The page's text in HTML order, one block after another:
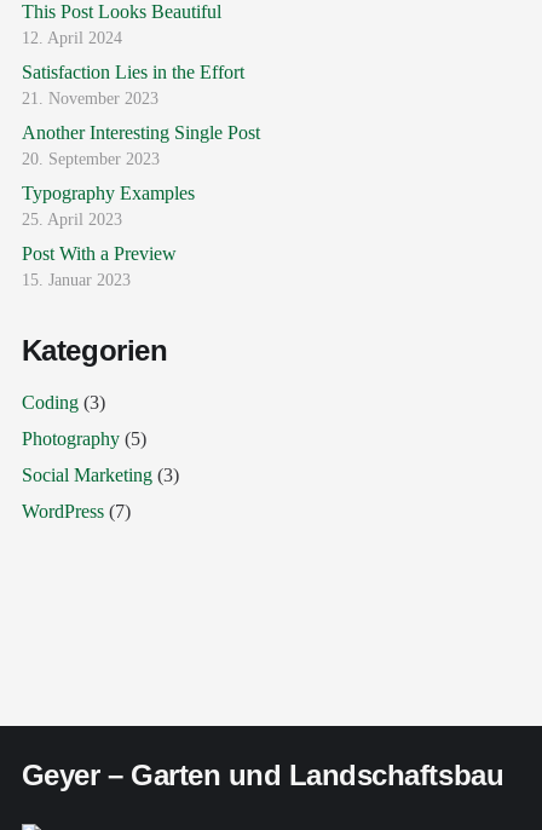
This Post Looks Beautiful
12. April 2024
Satisfaction Lies in the Effort
21. November 2023
Another Interesting Single Post
20. September 2023
Typography Examples
25. April 2023
Post With a Preview
15. Januar 2023
Kategorien
Coding(3)
Photography(5)
Social Marketing(3)
WordPress(7)
Geyer – Garten und Landschaftsbau